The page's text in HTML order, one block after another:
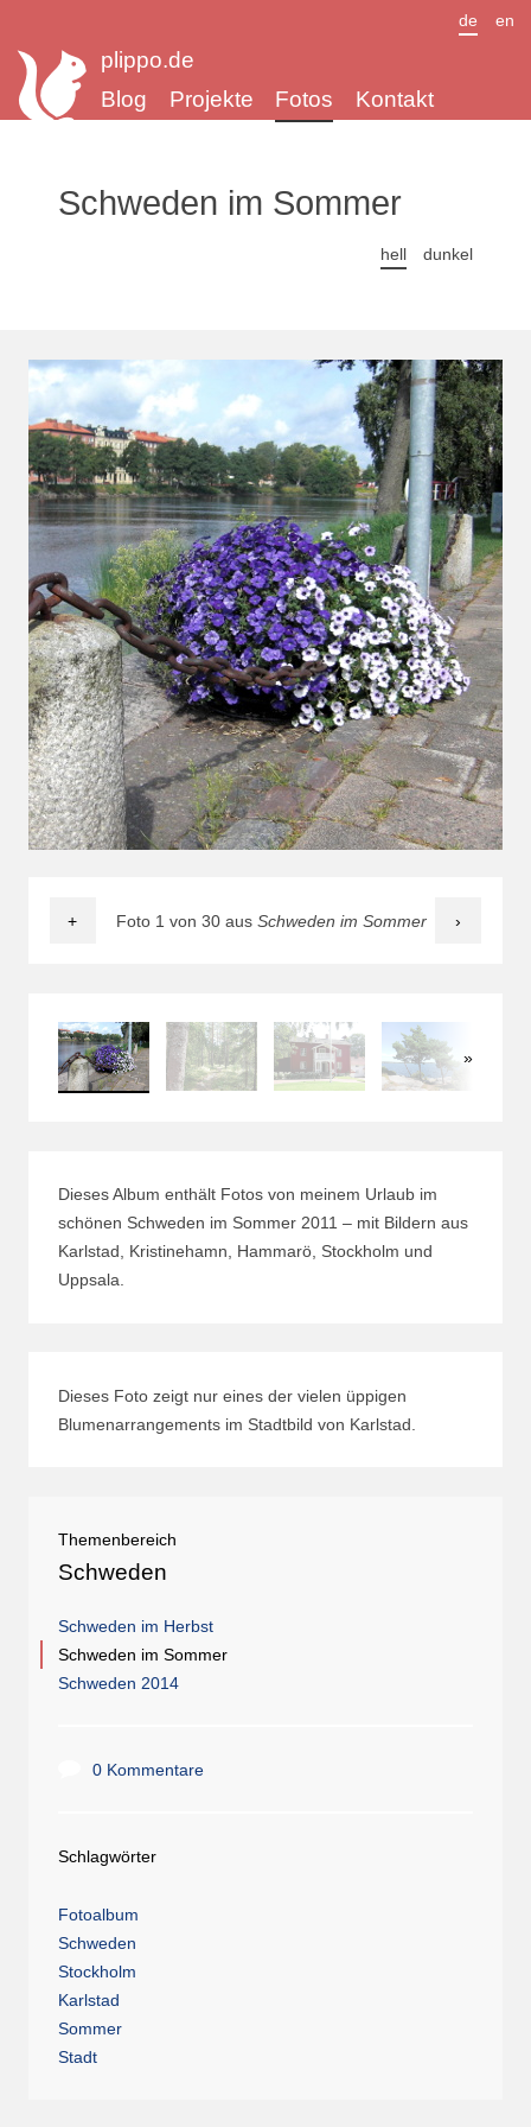
plippo.de
Blog
Projekte Fotos Kontakt
de en
Schweden im Sommer
hell dunkel
Foto 1 von 30 aus Schweden im Sommer
+ ›
»
Dieses Album enthält Fotos von meinem Urlaub im
schönen Schweden im Sommer 2011 – mit Bildern aus
Karlstad, Kristinehamn, Hammarö, Stockholm und
Uppsala.
Dieses Foto zeigt nur eines der vielen üppigen
Blumenarrangements im Stadtbild von Karlstad.
Themenbereich
Schweden
Schweden im Herbst
Schweden im Sommer
Schweden 2014
0 Kommentare
Schlagwörter
Fotoalbum
Schweden
Stockholm
Karlstad
Sommer
Stadt